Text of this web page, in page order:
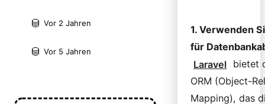
Vor 2 Jahren
Vor 5 Jahren
1. Verwenden
für
Laravel bietet
ORM (Object-
Mapping), das